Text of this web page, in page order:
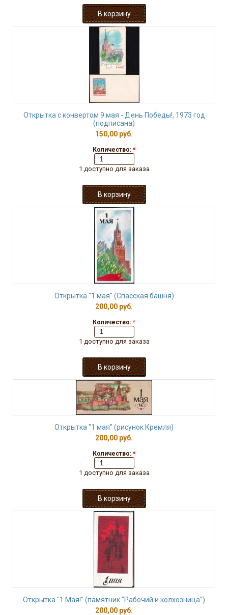
Открытка с конвертом 9 мая - День Победы!, 1973 год
(подписана)
150,00 руб.
Количество: *
1 доступно для заказа
Открытка "1 мая" (Спасская башня)
200,00 руб.
Количество: *
1 доступно для заказа
Открытка "1 мая" (рисунок Кремля)
200,00 руб.
Количество: *
1 доступно для заказа
Открытка "1 Мая!" (памятник "Рабочий и колхозница")
200,00 руб.